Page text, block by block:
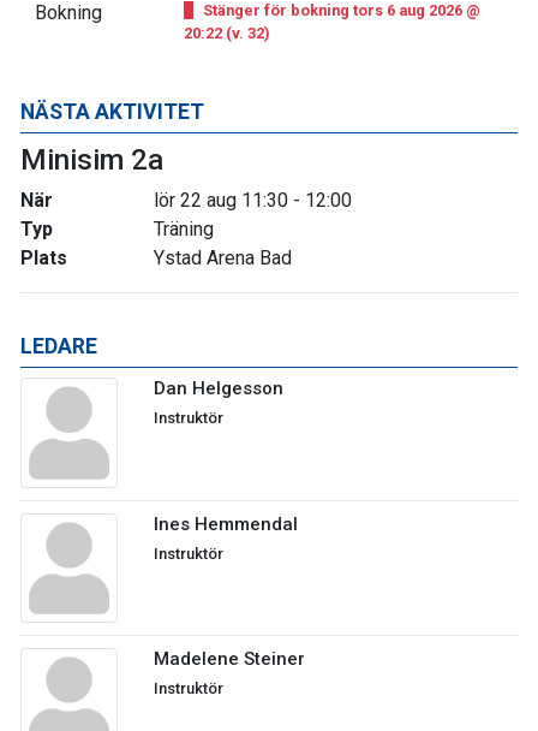
NÄSTA AKTIVITET
Minisim 2a
När
lör 22 aug 11:30 - 12:00
Typ
Träning
Plats
Ystad Arena Bad
LEDARE
Dan Helgesson
Instruktör
Ines Hemmendal
Instruktör
Madelene Steiner
Instruktör
Bokning
Stänger för bokning tors 6 aug 2026 @
20:22 (v. 32)